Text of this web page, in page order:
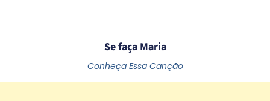
Se faça Maria
Conheça Essa Canção